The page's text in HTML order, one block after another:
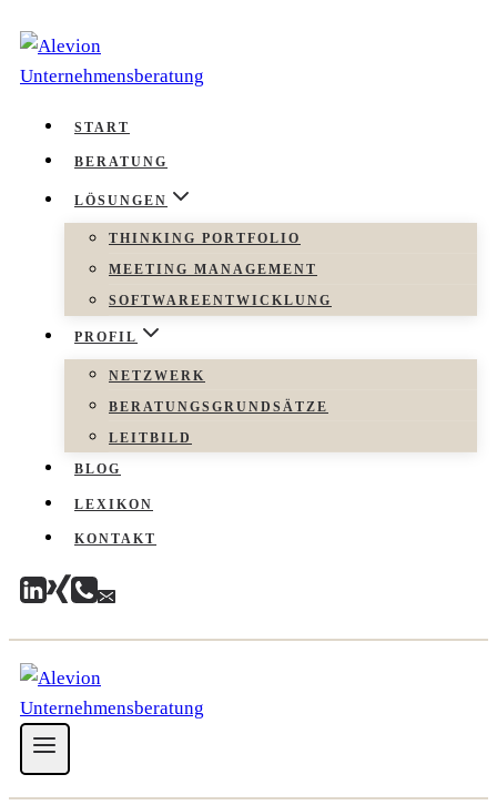
Inhalt
springen
START
BERATUNG
LÖSUNGEN
THINKING PORTFOLIO
MEETING MANAGEMENT
SOFTWAREENTWICKLUNG
PROFIL
NETZWERK
BERATUNGSGRUNDSÄTZE
LEITBILD
BLOG
LEXIKON
KONTAKT